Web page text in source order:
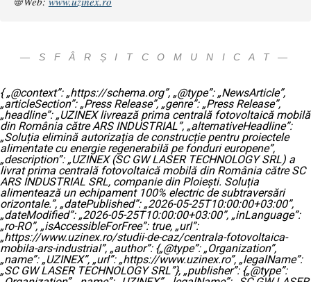
— S F Â R Ș I T C O M U N I C A T —
{ „@context”: „https://schema.org”, „@type”: „NewsArticle”,
„articleSection”: „Press Release”, „genre”: „Press Release”,
„headline”: „UZINEX livrează prima centrală fotovoltaică mobilă
din România către ARS INDUSTRIAL”, „alternativeHeadline”:
„Soluția elimină autorizația de construcție pentru proiectele
alimentate cu energie regenerabilă pe fonduri europene”,
„description”: „UZINEX (SC GW LASER TECHNOLOGY SRL) a
livrat prima centrală fotovoltaică mobilă din România către SC
ARS INDUSTRIAL SRL, companie din Ploiești. Soluția
alimentează un echipament 100% electric de subtraversări
orizontale.”, „datePublished”: „2026-05-25T10:00:00+03:00”,
„dateModified”: „2026-05-25T10:00:00+03:00”, „inLanguage”:
„ro-RO”, „isAccessibleForFree”: true, „url”:
„https://www.uzinex.ro/studii-de-caz/centrala-fotovoltaica-
mobila-ars-industrial”, „author”: {„@type”: „Organization”,
„name”: „UZINEX”, „url”: „https://www.uzinex.ro”, „legalName”:
„SC GW LASER TECHNOLOGY SRL”}, „publisher”: {„@type”: